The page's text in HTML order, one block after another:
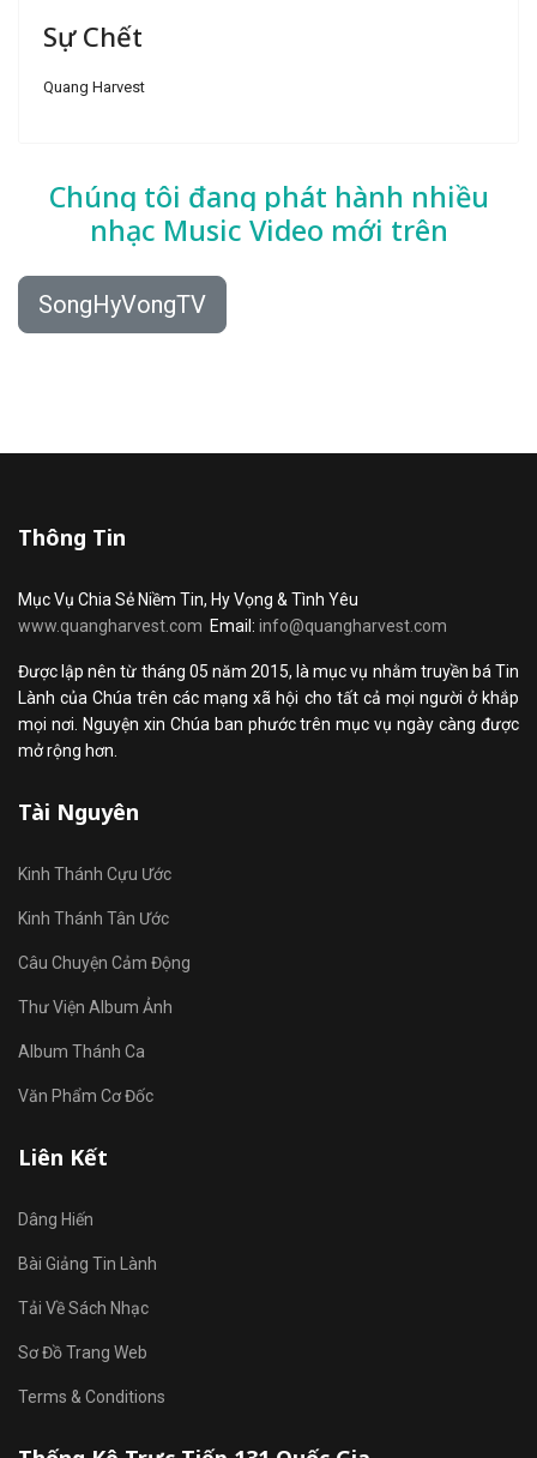
Sự Chết
Quang Harvest
Chúng tôi đang phát hành nhiều
nhạc Music Video mới trên
SongHyVongTV
Thông Tin
Mục Vụ Chia Sẻ Niềm Tin, Hy Vọng & Tình Yêu
www.quangharvest.com Email: info@quangharvest.com
Được lập nên từ tháng 05 năm 2015, là mục vụ nhằm truyền bá Tin
Lành của Chúa trên các mạng xã hội cho tất cả mọi người ở khắp
mọi nơi. Nguyện xin Chúa ban phước trên mục vụ ngày càng được
mở rộng hơn.
Tài Nguyên
Kinh Thánh Cựu Ước
Kinh Thánh Tân Ước
Câu Chuyện Cảm Động
Thư Viện Album Ảnh
Album Thánh Ca
Văn Phẩm Cơ Đốc
Liên Kết
Dâng Hiến
Bài Giảng Tin Lành
Tải Về Sách Nhạc
Sơ Đồ Trang Web
Terms & Conditions